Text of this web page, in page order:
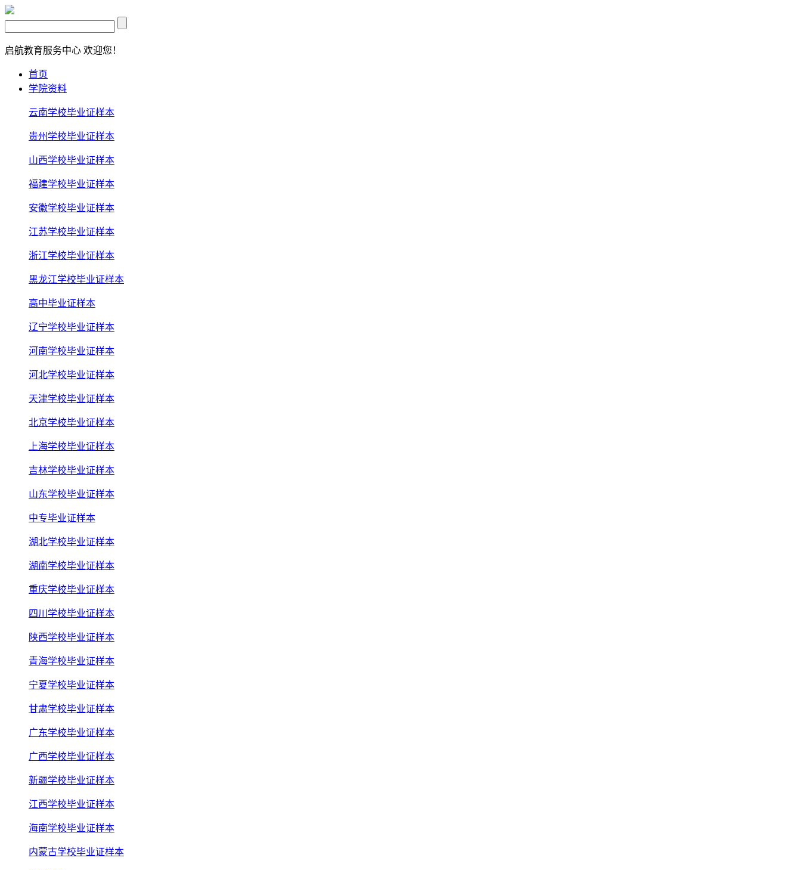
启航教育服务中心 欢迎您！
首页
学院资料
云南学校毕业证样本
贵州学校毕业证样本
山西学校毕业证样本
福建学校毕业证样本
安徽学校毕业证样本
江苏学校毕业证样本
浙江学校毕业证样本
黑龙江学校毕业证样本
高中毕业证样本
辽宁学校毕业证样本
河南学校毕业证样本
河北学校毕业证样本
天津学校毕业证样本
北京学校毕业证样本
上海学校毕业证样本
吉林学校毕业证样本
山东学校毕业证样本
中专毕业证样本
湖北学校毕业证样本
湖南学校毕业证样本
重庆学校毕业证样本
四川学校毕业证样本
陕西学校毕业证样本
青海学校毕业证样本
宁夏学校毕业证样本
甘肃学校毕业证样本
广东学校毕业证样本
广西学校毕业证样本
新疆学校毕业证样本
江西学校毕业证样本
海南学校毕业证样本
内蒙古学校毕业证样本